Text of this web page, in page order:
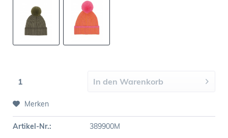
In den Warenkorb
Merken
Artikel-Nr.: 389900M